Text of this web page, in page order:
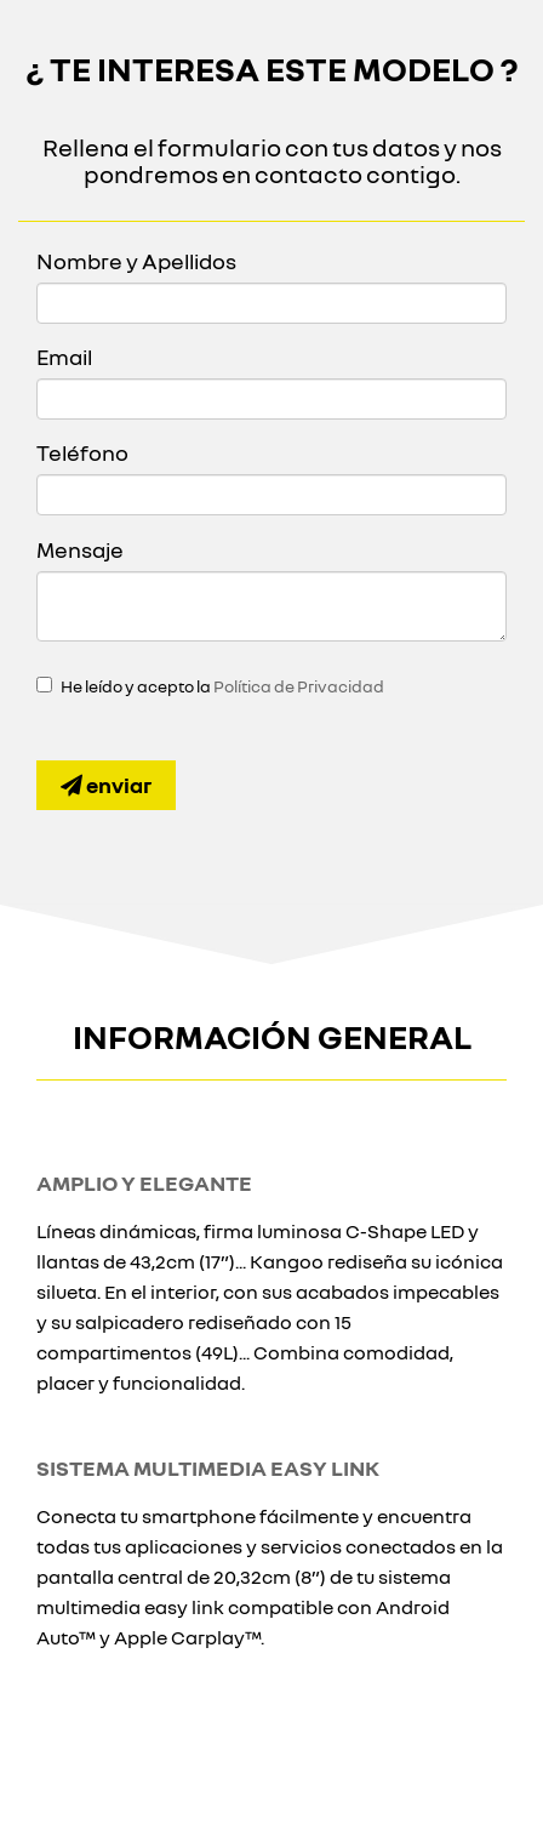
¿ TE INTERESA ESTE MODELO ?
Rellena el formulario con tus datos y nos
pondremos en contacto contigo.
Nombre y Apellidos
Email
Teléfono
Mensaje
He leído y acepto la Política de Privacidad
enviar
INFORMACIÓN GENERAL
AMPLIO Y ELEGANTE
Líneas dinámicas, firma luminosa C-Shape LED y
llantas de 43,2cm (17”)... Kangoo rediseña su icónica
silueta. En el interior, con sus acabados impecables
y su salpicadero rediseñado con 15
compartimentos (49L)... Combina comodidad,
placer y funcionalidad.
SISTEMA MULTIMEDIA EASY LINK
Conecta tu smartphone fácilmente y encuentra
todas tus aplicaciones y servicios conectados en la
pantalla central de 20,32cm (8”) de tu sistema
multimedia easy link compatible con Android
Auto™ y Apple Carplay™.